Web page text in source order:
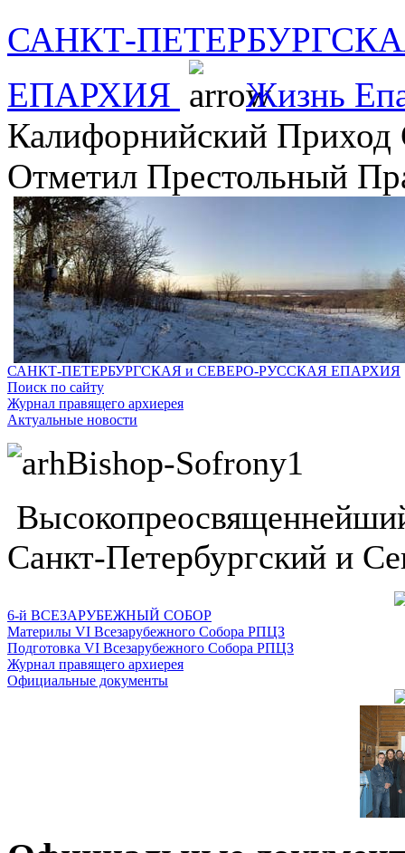
САНКТ-
ЕПАРХИЯ
Жизнь
Калифорнийский
Отметил Престольный
САНКТ-ПЕТЕРБУРГСКАЯ и СЕВЕРО-РУССКАЯ ЕПАРХИЯ
Поиск по сайту
Журнал правящего архиерея
Актуальные новости
Санкт-Петербургский и
6-й ВСЕЗАРУБЕЖНЫЙ СОБОР
Материлы VI Всезарубежного Собора РПЦЗ
Подготовка VI Всезарубежного Собора РПЦЗ
Журнал правящего архиерея
Официальные документы